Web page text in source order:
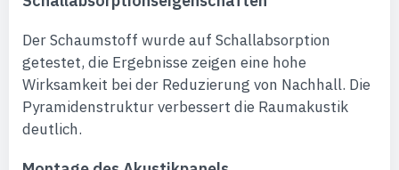
Der Schaumstoff wurde auf Schallabsorption
getestet, die Ergebnisse zeigen eine hohe
Wirksamkeit bei der Reduzierung von Nachhall. Die
Pyramidenstruktur verbessert die Raumakustik
deutlich.